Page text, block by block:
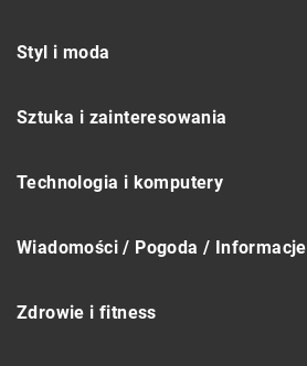
Styl i moda
Sztuka i zainteresowania
Technologia i komputery
Wiadomości / Pogoda / Informacje
Zdrowie i fitness